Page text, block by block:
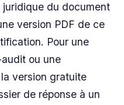
du document
version PDF de ce
Pour une
ou une
version gratuite
de réponse à un